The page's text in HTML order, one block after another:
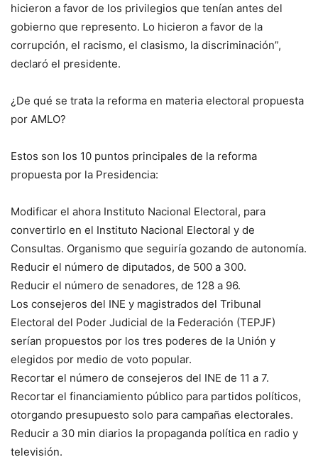
hicieron a favor de los privilegios que tenían antes del
gobierno que represento. Lo hicieron a favor de la
corrupción, el racismo, el clasismo, la discriminación”,
declaró el presidente.
¿De qué se trata la reforma en materia electoral propuesta
por AMLO?
Estos son los 10 puntos principales de la reforma
propuesta por la Presidencia:
Modificar el ahora Instituto Nacional Electoral, para
convertirlo en el Instituto Nacional Electoral y de
Consultas. Organismo que seguiría gozando de autonomía.
Reducir el número de diputados, de 500 a 300.
Reducir el número de senadores, de 128 a 96.
Los consejeros del INE y magistrados del Tribunal
Electoral del Poder Judicial de la Federación (TEPJF)
serían propuestos por los tres poderes de la Unión y
elegidos por medio de voto popular.
Recortar el número de consejeros del INE de 11 a 7.
Recortar el financiamiento público para partidos políticos,
otorgando presupuesto solo para campañas electorales.
Reducir a 30 min diarios la propaganda política en radio y
televisión.